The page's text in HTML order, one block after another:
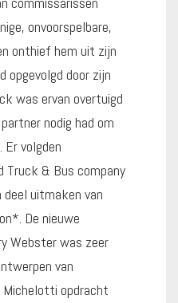
onvoorspelbare,
onthief hem uit zijn
opgevolgd door zijn
was ervan overtuigd
nodig had om
Er volgden
Truck & Bus company
uitmaken van
De nieuwe
Webster was zeer
van
opdracht